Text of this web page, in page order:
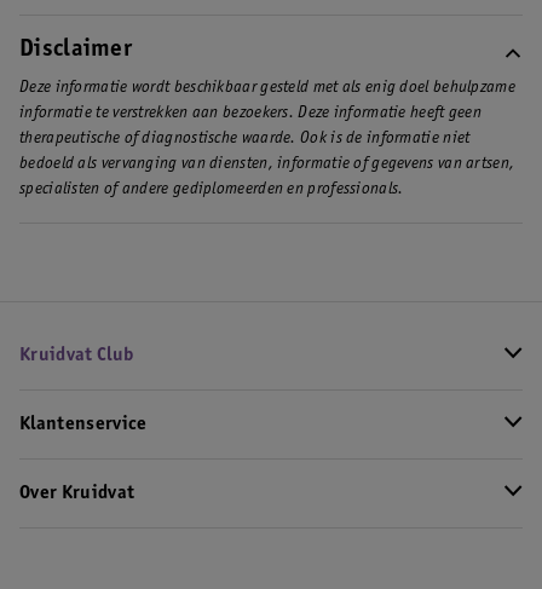
Disclaimer
Deze informatie wordt beschikbaar gesteld met als enig doel behulpzame
informatie te verstrekken aan bezoekers. Deze informatie heeft geen
therapeutische of diagnostische waarde. Ook is de informatie niet
bedoeld als vervanging van diensten, informatie of gegevens van artsen,
specialisten of andere gediplomeerden en professionals.
Kruidvat Club
Klantenservice
Over Kruidvat